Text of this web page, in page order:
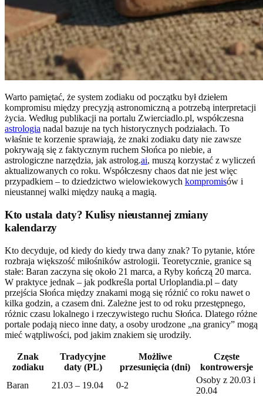
Warto pamiętać, że system zodiaku od początku był dziełem
kompromisu między precyzją astronomiczną a potrzebą interpretacji
życia. Według publikacji na portalu Zwierciadlo.pl, współczesna
astrologia nadal bazuje na tych historycznych podziałach. To
właśnie te korzenie sprawiają, że znaki zodiaku daty nie zawsze
pokrywają się z faktycznym ruchem Słońca po niebie, a
astrologiczne narzędzia, jak astrolog.ai, muszą korzystać z wyliczeń
aktualizowanych co roku. Współczesny chaos dat nie jest więc
przypadkiem – to dziedzictwo wielowiekowych kompromisów i
nieustannej walki między nauką a magią.
Kto ustala daty? Kulisy nieustannej zmiany
kalendarzy
Kto decyduje, od kiedy do kiedy trwa dany znak? To pytanie, które
rozbraja większość miłośników astrologii. Teoretycznie, granice są
stałe: Baran zaczyna się około 21 marca, a Ryby kończą 20 marca.
W praktyce jednak – jak podkreśla portal Urloplandia.pl – daty
przejścia Słońca między znakami mogą się różnić co roku nawet o
kilka godzin, a czasem dni. Zależne jest to od roku przestępnego,
różnic czasu lokalnego i rzeczywistego ruchu Słońca. Dlatego różne
portale podają nieco inne daty, a osoby urodzone „na granicy” mogą
mieć wątpliwości, pod jakim znakiem się urodziły.
Znak
zodiaku
Tradycyjne
daty (PL)
Możliwe
przesunięcia (dni)
Częste
kontrowersje
Baran
21.03 – 19.04 0-2
Osoby z 20.03 i
20.04